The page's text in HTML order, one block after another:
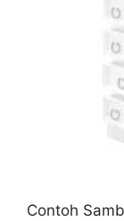
Contoh